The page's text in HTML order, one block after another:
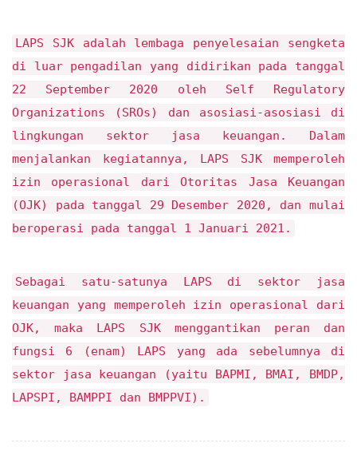
LAPS SJK adalah lembaga penyelesaian sengketa
di luar pengadilan yang didirikan pada tanggal
22 September 2020 oleh Self Regulatory
Organizations (SROs) dan asosiasi-asosiasi di
lingkungan sektor jasa keuangan. Dalam
menjalankan kegiatannya, LAPS SJK memperoleh
izin operasional dari Otoritas Jasa Keuangan
(OJK) pada tanggal 29 Desember 2020, dan mulai
beroperasi pada tanggal 1 Januari 2021.
Sebagai satu-satunya LAPS di sektor jasa
keuangan yang memperoleh izin operasional dari
OJK, maka LAPS SJK menggantikan peran dan
fungsi 6 (enam) LAPS yang ada sebelumnya di
sektor jasa keuangan (yaitu BAPMI, BMAI, BMDP,
LAPSPI, BAMPPI dan BMPPVI).